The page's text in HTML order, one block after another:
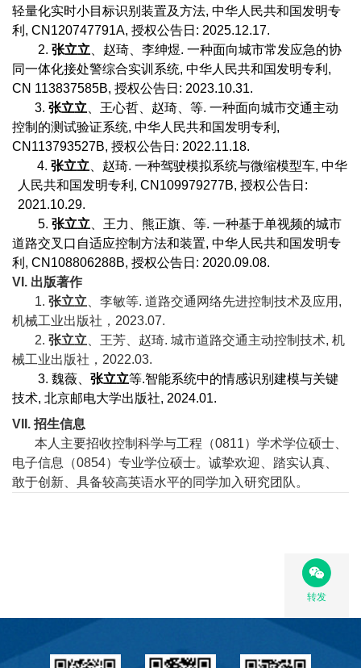
轻量化实时小目标识别装置及方法, 中华人民共和国发明专
利 , CN120747791A, 授权公告日 : 2025.12.17.
2. 张立立 、赵琦、李绅煜. 一种面向城市常发应急的协
同一体化接处警综合实训系统, 中华人民共和国发明专利 ,
CN 113837585B, 授权公告日 : 2023.10.31.
3. 张立立 、王心哲、赵琦、等. 一种面向城市交通主动
控制的测试验证系统, 中华人民共和国发明专利 ,
CN113793527B, 授权公告日 : 2022.11.18.
4. 张立立 、赵琦. 一种驾驶模拟系统与微缩模型车, 中华
人民共和国发明专利 , CN109979277B, 授权公告日 :
2021.10.29.
5. 张立立 、王力、熊正旗、等. 一种基于单视频的城市
道路交叉口自适应控制方法和装置, 中华人民共和国发明专
利 , CN108806288B, 授权公告日 : 2020.09.08.
V . 出版著作
1. 张立立 、李敏等. 道路交通网络先进控制技术及应用,
机械工业出版社，2023.07.
2. 张立立 、王芳、赵琦. 城市道路交通主动控制技术, 机
械工业出版社，2022.03.
3. 魏薇、 张立立等.智能系统中的情感识别建模与关键
技术, 北京邮电大学出版社, 2024.01.
VI . 招生信息
本人主要招收控制科学与工程（0811）学术学位硕士、
电子信息（0854）专业学位硕士。诚挚欢迎、踏实认真、
敢于创新、具备较高英语水平的同学加入研究团队。
转发